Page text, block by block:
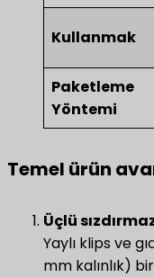
Kullanmak
Paketleme
Yöntemi
Temel ürün
​Üçlü
Yaylı klips ve
mm kalınlık)